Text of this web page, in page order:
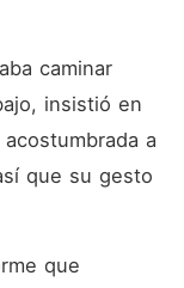
caminar
insistió en
a
que su gesto
que